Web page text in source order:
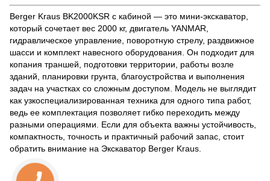
Berger Kraus BK2000KSR с кабиной — это мини-экскаватор,
который сочетает вес 2000 кг, двигатель YANMAR,
гидравлическое управление, поворотную стрелу, раздвижное
шасси и комплект навесного оборудования. Он подходит для
копания траншей, подготовки территории, работы возле
зданий, планировки грунта, благоустройства и выполнения
задач на участках со сложным доступом. Модель не выглядит
как узкоспециализированная техника для одного типа работ,
ведь ее комплектация позволяет гибко переходить между
разными операциями. Если для объекта важны устойчивость,
компактность, точность и практичный рабочий запас, стоит
обратить внимание на Экскаватор Berger Kraus.